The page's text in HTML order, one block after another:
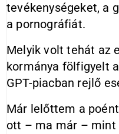
tevékenységeket, a
a pornográfiát.
Melyik volt tehát az
kormánya fölfigyelt
GPT-piacban rejlő
Már lelőttem a
ott – ma már – mint